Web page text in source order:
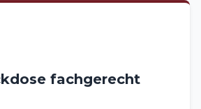
fachgerecht